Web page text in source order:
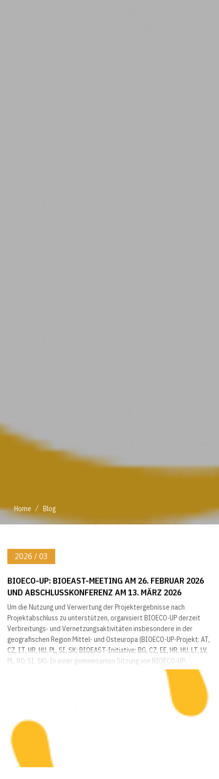
Home / Blog
2026 / 03
BIOECO-UP: BIOEAST-MEETING AM 26. FEBRUAR 2026
UND ABSCHLUSSKONFERENZ AM 13. MÄRZ 2026
Um die Nutzung und Verwertung der Projektergebnisse nach
Projektabschluss zu unterstützen, organisiert BIOECO-UP derzeit
Verbreitungs- und Vernetzungsaktivitäten insbesondere in der
geografischen Region Mittel- und Osteuropa (BIOECO-UP-Projekt: AT,
CZ, IT, HR, HU, PL, SI, SK; BIOEAST-Initiative: BG, CZ, EE, HR, HU, LT, LV,
PL, RO, SI, SK). In einer gemeinsamen Sitzung von BIOECO-UP-
BIOEAST (26.02.2026, online) präsentierte die Bundesanstalt für